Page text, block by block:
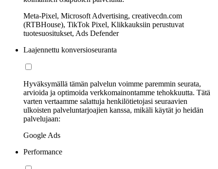
Meta-Pixel, Microsoft Advertising, creativecdn.com
(RTBHouse), TikTok Pixel, Klikkauksiin perustuvat
tuotesuositukset, Ads Defender
Laajennettu konversioseuranta
Hyväksymällä tämän palvelun voimme paremmin seurata,
arvioida ja optimoida verkkomainontamme tehokkuutta. Tätä
varten vertaamme salattuja henkilötietojasi seuraavien
ulkoisten palveluntarjoajien kanssa, mikäli käytät jo heidän
palvelujaan:
Google Ads
Performance